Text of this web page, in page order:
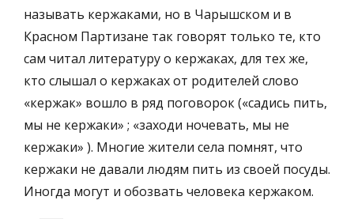
называть кержаками, но в Чарышском и в
Красном Партизане так говорят только те, кто
сам читал литературу о кержаках, для тех же,
кто слышал о кержаках от родителей слово
«кержак» вошло в ряд поговорок («садись пить,
мы не кержаки» ; «заходи ночевать, мы не
кержаки» ). Многие жители села помнят, что
кержаки не давали людям пить из своей посуды.
Иногда могут и обозвать человека кержаком.